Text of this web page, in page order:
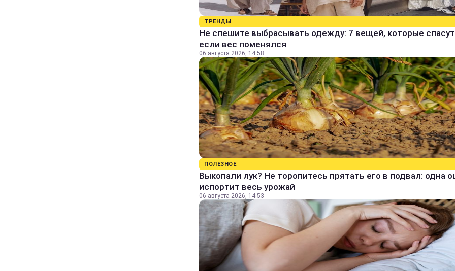
ТРЕНДЫ
Не спешите выбрасывать одежду: 7 вещей, которые спасут
если вес поменялся
06 августа 2026, 14:58
ПОЛЕЗНОЕ
Выкопали лук? Не торопитесь прятать его в подвал: одна
испортит весь урожай
06 августа 2026, 14:53